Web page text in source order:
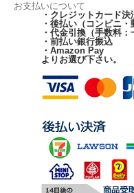
お支払いについて
・クレジットカード
・後払い（コンビニ
・代金引換（手数料：
・前払い銀行振込
・Amazon Pay
よりお選び下さい。